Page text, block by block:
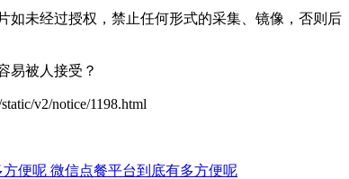
如未经过授权，禁止任何形式的采集、镜像，否则后
易被人接受？
v2/notice/1198.html
微信点餐平台到底有多方便呢